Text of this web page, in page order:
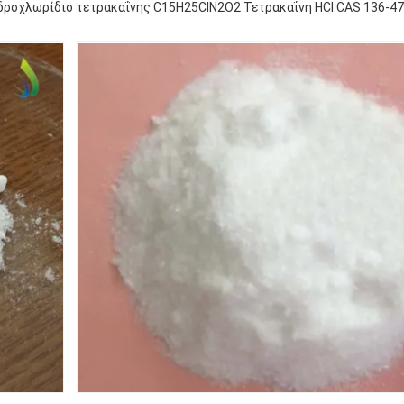
τετρακαΐνης C15H25ClN2O2 Τετρακαΐνη HCl CAS 136-